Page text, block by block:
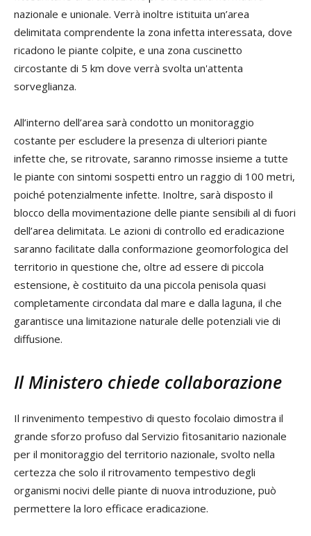
nazionale e unionale. Verrà inoltre istituita un’area
delimitata comprendente la zona infetta interessata, dove
ricadono le piante colpite, e una zona cuscinetto
circostante di 5 km dove verrà svolta un'attenta
sorveglianza.
All’interno dell’area sarà condotto un monitoraggio
costante per escludere la presenza di ulteriori piante
infette che, se ritrovate, saranno rimosse insieme a tutte
le piante con sintomi sospetti entro un raggio di 100 metri,
poiché potenzialmente infette. Inoltre, sarà disposto il
blocco della movimentazione delle piante sensibili al di fuori
dell’area delimitata. Le azioni di controllo ed eradicazione
saranno facilitate dalla conformazione geomorfologica del
territorio in questione che, oltre ad essere di piccola
estensione, è costituito da una piccola penisola quasi
completamente circondata dal mare e dalla laguna, il che
garantisce una limitazione naturale delle potenziali vie di
diffusione.
Il Ministero chiede collaborazione
Il rinvenimento tempestivo di questo focolaio dimostra il
grande sforzo profuso dal Servizio fitosanitario nazionale
per il monitoraggio del territorio nazionale, svolto nella
certezza che solo il ritrovamento tempestivo degli
organismi nocivi delle piante di nuova introduzione, può
permettere la loro efficace eradicazione.